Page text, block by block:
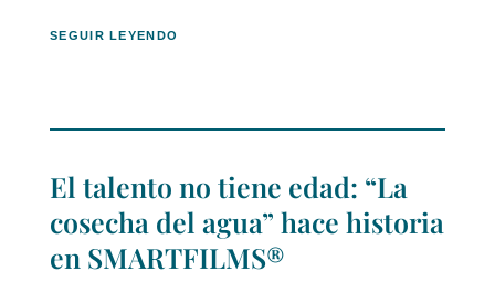
SEGUIR LEYENDO
El talento no tiene edad: “La
cosecha del agua” hace historia
en SMARTFILMS®